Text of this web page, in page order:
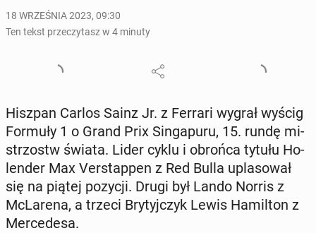
18 WRZEŚNIA 2023, 09:30
Ten tekst przeczytasz w 4 minuty
Hiszpan Carlos Sainz Jr. z Ferrari wygrał wyścig
Formuły 1 o Grand Prix Sin­ga­pu­ru, 15. rundę mi­
strzostw świata. Lider cyklu i obrońca tytułu Ho­
len­der Max Ver­stap­pen z Red Bulla upla­so­wał
się na piątej pozycji. Drugi był Lando Norris z
McLa­re­na, a trzeci Bry­tyj­czyk Lewis Ha­mil­ton z
Mer­ce­de­sa.